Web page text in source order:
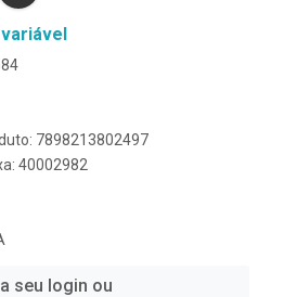
7898213802497
40002982
seu login ou